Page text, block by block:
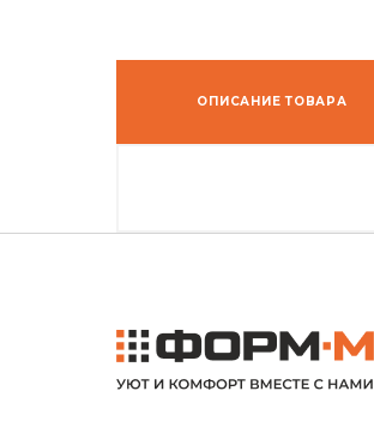
ОПИСАНИЕ ТОВАРА